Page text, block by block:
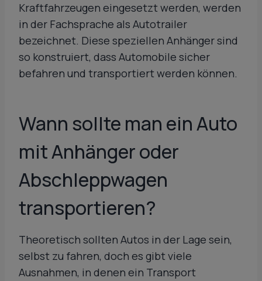
Kraftfahrzeugen eingesetzt werden, werden
in der Fachsprache als Autotrailer
bezeichnet. Diese speziellen Anhänger sind
so konstruiert, dass Automobile sicher
befahren und transportiert werden können.
Wann sollte man ein Auto
mit Anhänger oder
Abschleppwagen
transportieren?
Theoretisch sollten Autos in der Lage sein,
selbst zu fahren, doch es gibt viele
Ausnahmen, in denen ein Transport